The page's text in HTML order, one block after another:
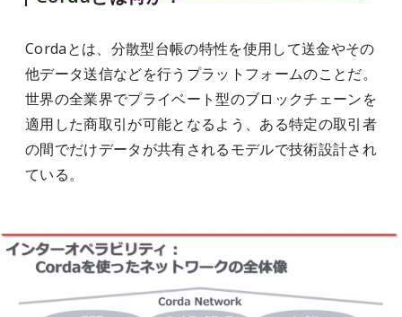
Cordaとは、分散型台帳の特性を使用して送金やその
他データ送信などを行うプラットフォームのことだ。
世界の全業界でプライベート型のブロックチェーンを
適用した商取引が可能となるよう、ある特定の取引者
の間でだけデータが共有されるモデルで技術設計され
ている。